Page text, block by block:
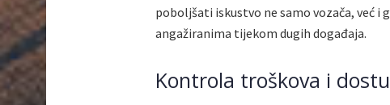
poboljšati iskustvo ne samo vozača, već i
angažiranima tijekom dugih događaja.
Kontrola troškova i